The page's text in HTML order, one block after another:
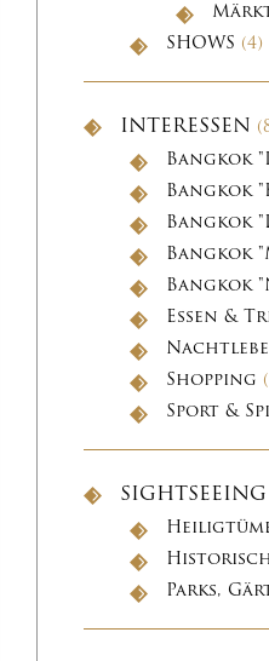
SHOWS (4)
INTERESSEN
Bangkok
Bangkok
Bangkok
Bangkok
Bangkok
Essen &
Shopping
Sport &
Parks,